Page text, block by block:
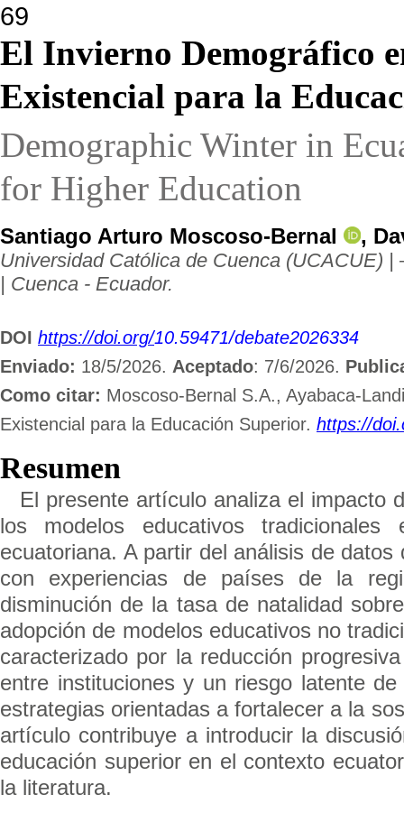
69
El Invierno Demográfico
Existencial para la
Demographic Winter in
for Higher Education
Santiago Arturo Moscoso-Bernal ,
Universidad Católica de Cuenca (UCACUE)
| Cuenca - Ecuador.
DOI https://doi.org/10.59471/debate2026334
Enviado: 18/5/2026. Aceptado: 7/6/2026.
Como citar: Moscoso-Bernal S.A., Ayabaca-
Existencial para la Educación Superior. https://
Resumen
El presente artículo analiza el impacto
los modelos educativos
ecuatoriana. A partir del análisis de
con experiencias de países de la
disminución de la tasa de natalidad
adopción de modelos educativos no
caracterizado por la reducción
entre instituciones y un riesgo latente
estrategias orientadas a fortalecer a la
artículo contribuye a introducir la
educación superior en el contexto
la literatura.